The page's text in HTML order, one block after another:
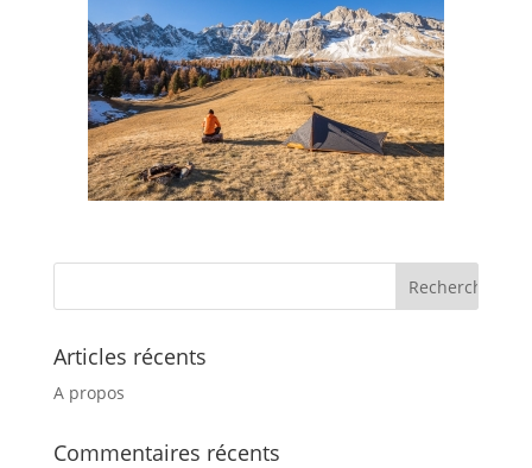
Articles récents
A propos
Commentaires récents